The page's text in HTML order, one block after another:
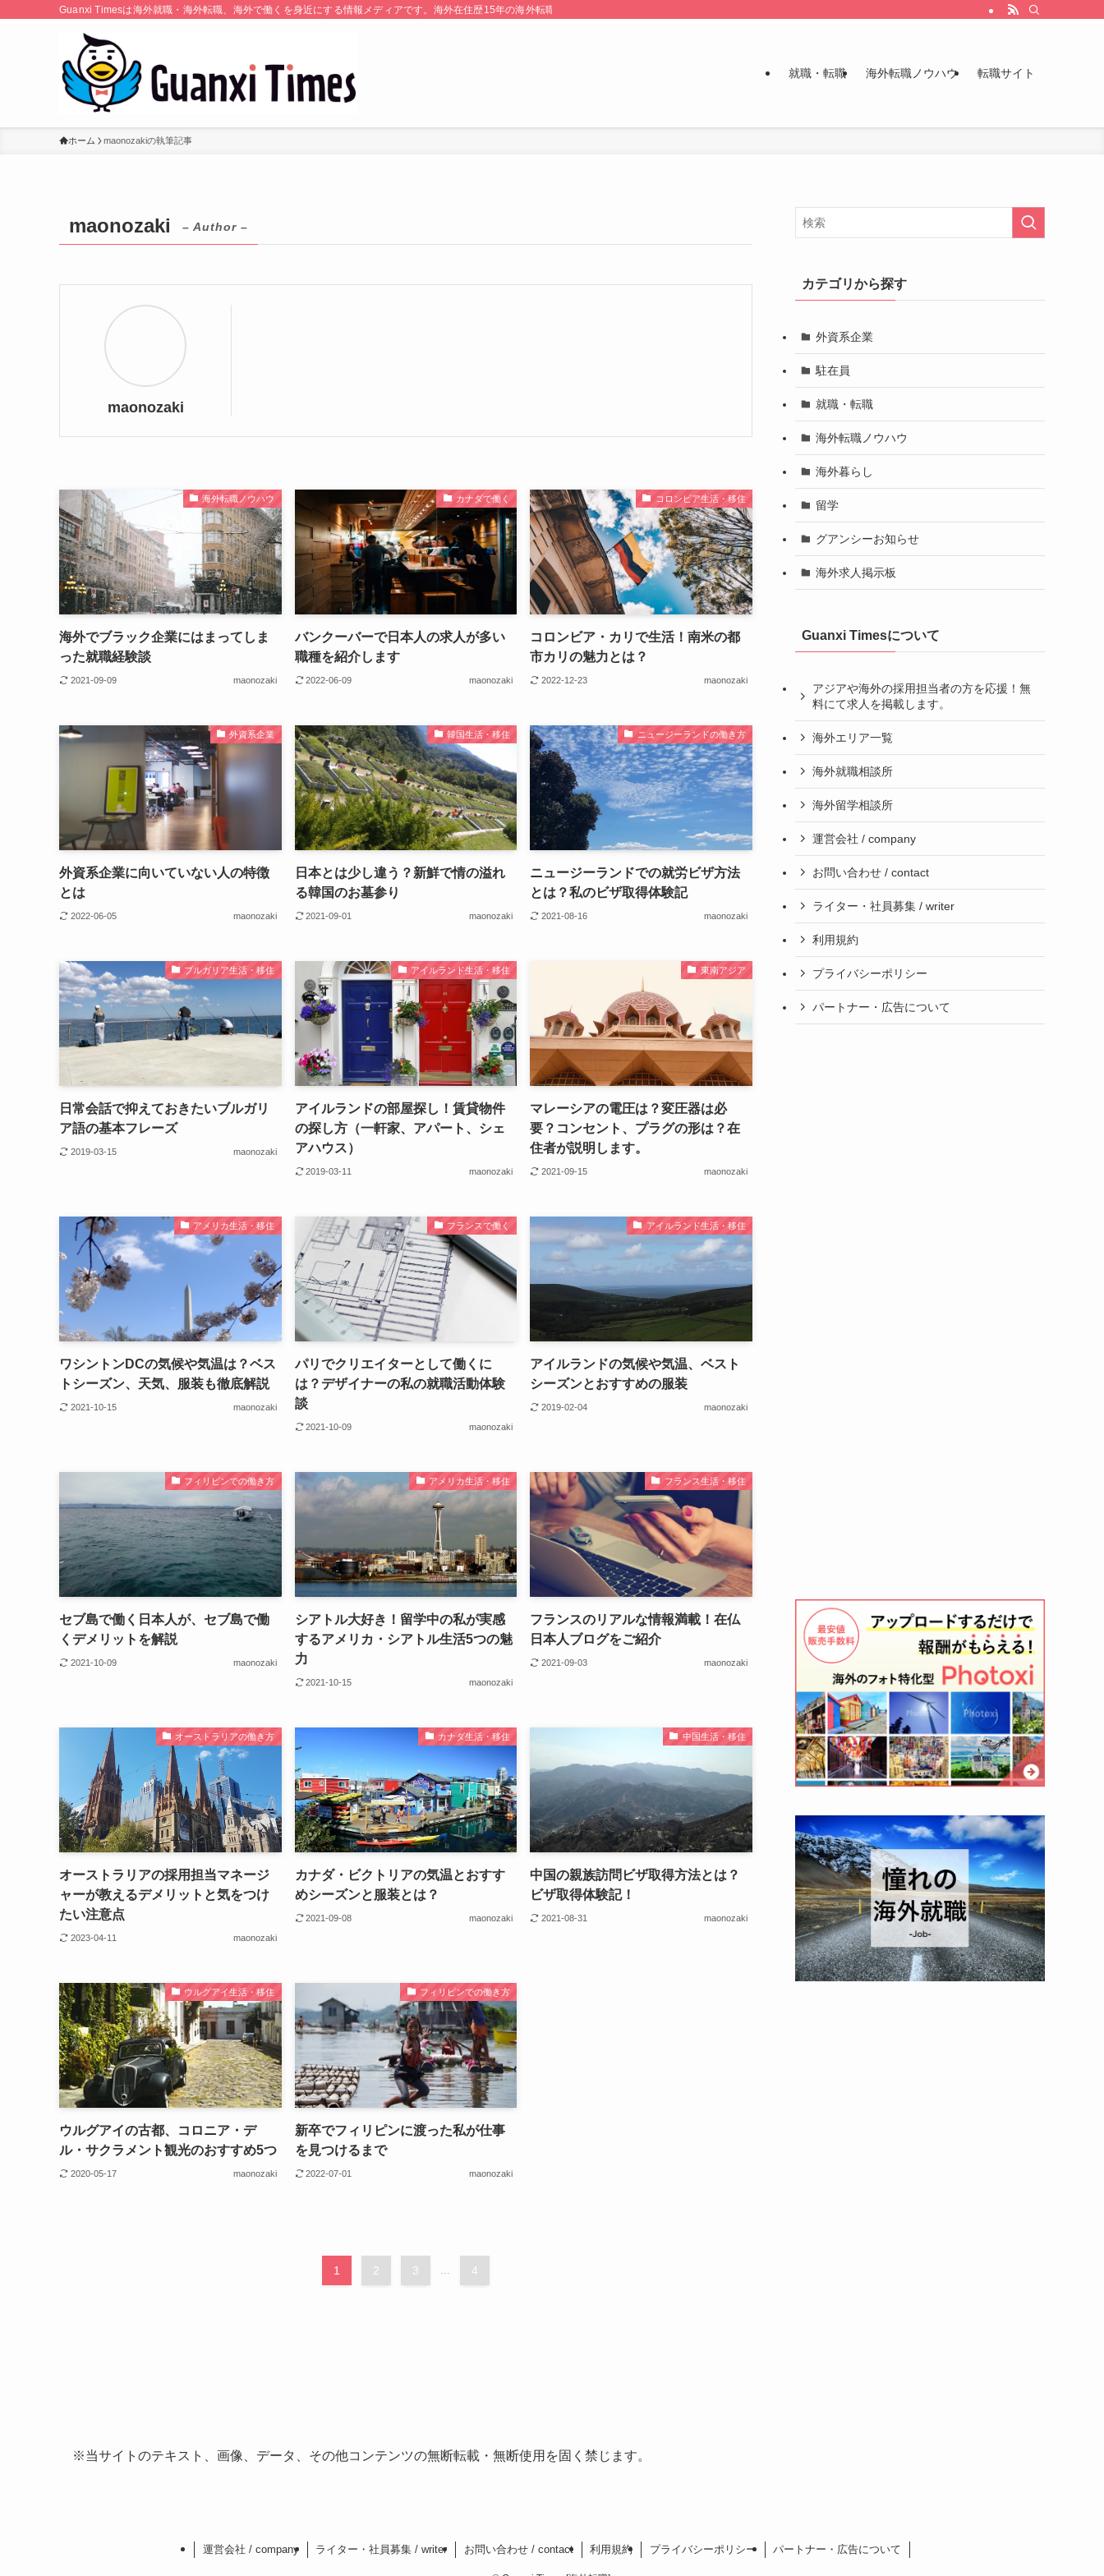
Guanxi Timesは海外就職・海外転職、海外で働くを身近にする情報メディアです。海外在住歴15年の海外転職のプロが監修・運営しています。
就職・転職 海外転職ノウハウ 転職サイト
ホーム maonozakiの執筆記事
maonozaki – Author –
maonozaki
海外転職ノウハウ
海外でブラック企業にはまってしま
った就職経験談
2021-09-09 maonozaki
カナダで働く
バンクーバーで日本人の求人が多い
職種を紹介します
2022-06-09 maonozaki
コロンビア生活・移住
コロンビア・カリで生活！南米の都
市カリの魅力とは？
2022-12-23 maonozaki
外資系企業
外資系企業に向いていない人の特徴
とは
2022-06-05 maonozaki
韓国生活・移住
日本とは少し違う？新鮮で情の溢れ
る韓国のお墓参り
2021-09-01 maonozaki
ニュージーランドの働き方
ニュージーランドでの就労ビザ方法
とは？私のビザ取得体験記
2021-08-16 maonozaki
ブルガリア生活・移住
日常会話で抑えておきたいブルガリ
ア語の基本フレーズ
2019-03-15 maonozaki
アイルランド生活・移住
アイルランドの部屋探し！賃貸物件
の探し方（一軒家、アパート、シェ
アハウス）
2019-03-11 maonozaki
東南アジア
マレーシアの電圧は？変圧器は必
要？コンセント、プラグの形は？在
住者が説明します。
2021-09-15 maonozaki
アメリカ生活・移住
ワシントンDCの気候や気温は？ベス
トシーズン、天気、服装も徹底解説
2021-10-15 maonozaki
フランスで働く
パリでクリエイターとして働くに
は？デザイナーの私の就職活動体験
談
2021-10-09 maonozaki
アイルランド生活・移住
アイルランドの気候や気温、ベスト
シーズンとおすすめの服装
2019-02-04 maonozaki
フィリピンでの働き方
セブ島で働く日本人が、セブ島で働
くデメリットを解説
2021-10-09 maonozaki
アメリカ生活・移住
シアトル大好き！留学中の私が実感
するアメリカ・シアトル生活5つの魅
力
2021-10-15 maonozaki
フランス生活・移住
フランスのリアルな情報満載！在仏
日本人ブログをご紹介
2021-09-03 maonozaki
オーストラリアの働き方
オーストラリアの採用担当マネージ
ャーが教えるデメリットと気をつけ
たい注意点
2023-04-11 maonozaki
カナダ生活・移住
カナダ・ビクトリアの気温とおすす
めシーズンと服装とは？
2021-09-08 maonozaki
中国生活・移住
中国の親族訪問ビザ取得方法とは？
ビザ取得体験記！
2021-08-31 maonozaki
ウルグアイ生活・移住
ウルグアイの古都、コロニア・デ
ル・サクラメント観光のおすすめ5つ
2020-05-17 maonozaki
フィリピンでの働き方
新卒でフィリピンに渡った私が仕事
を見つけるまで
2022-07-01 maonozaki
1 2 3 4
カテゴリから探す
外資系企業
駐在員
就職・転職
海外転職ノウハウ
海外暮らし
留学
グアンシーお知らせ
海外求人掲示板
Guanxi Timesについて
アジアや海外の採用担当者の方を応援！無
料にて求人を掲載します。
海外エリア一覧
海外就職相談所
海外留学相談所
運営会社 / company
お問い合わせ / contact
ライター・社員募集 / writer
利用規約
プライバシーポリシー
パートナー・広告について
※当サイトのテキスト、画像、データ、その他コンテンツの無断転載・無断使用を固く禁じます。
運営会社 / company ライター・社員募集 / writer お問い合わせ / contact 利用規約 プライバシーポリシー パートナー・広告について